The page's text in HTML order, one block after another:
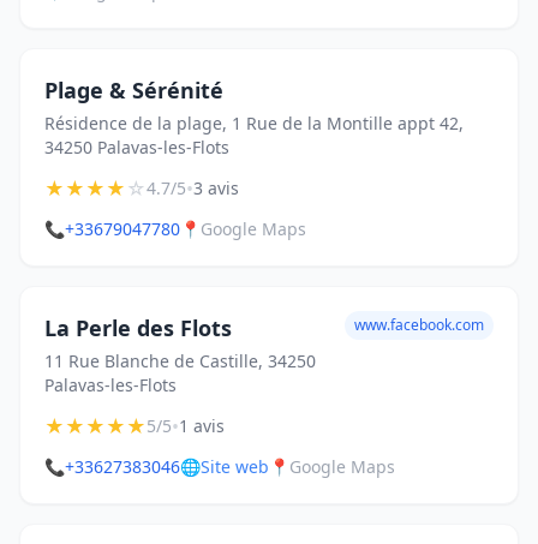
Plage & Sérénité
Résidence de la plage, 1 Rue de la Montille appt 42,
34250 Palavas-les-Flots
★★★★☆4.7/5•3 avis
📞+33679047780 📍 Google Maps
La Perle des Flots
11 Rue Blanche de Castille, 34250
Palavas-les-Flots
www.facebook.com
★★★★★5/5•1 avis
📞+33627383046🌐Site web 📍 Google Maps